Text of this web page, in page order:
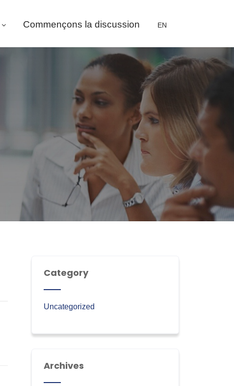
Commençons la discussion EN
Category
Uncategorized
Archives